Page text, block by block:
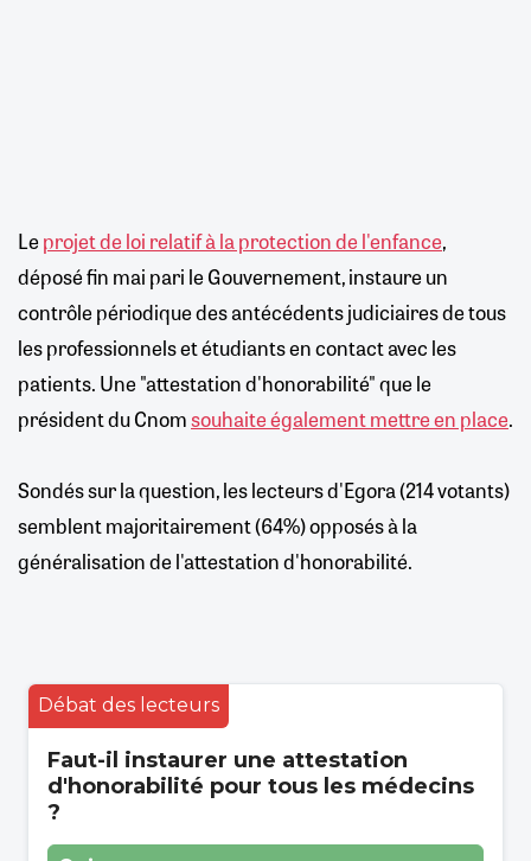
Le projet de loi relatif à la protection de l'enfance,
déposé fin mai pari le Gouvernement, instaure un
contrôle périodique des antécédents judiciaires de tous
les professionnels et étudiants en contact avec les
patients. Une "attestation d'honorabilité" que le
président du Cnomsouhaite également mettre en place.
Sondés sur la question, les lecteurs d'Egora (214 votants)
semblent majoritairement (64%) opposés à la
généralisation de l'attestation d'honorabilité.